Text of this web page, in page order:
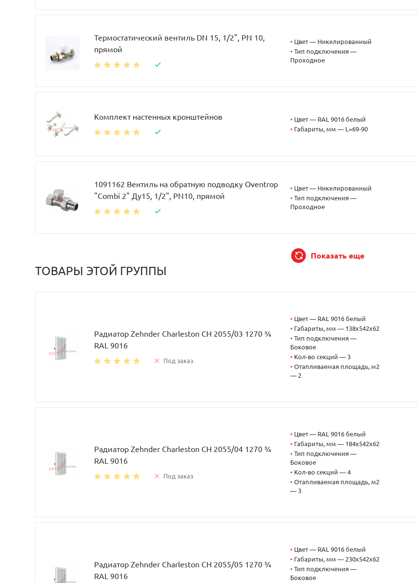
Термостатический вентиль DN 15, 1/2", PN 10,
прямой
• Цвет — Никелированный
• Тип подключения —
Проходное
Комплект настенных кронштейнов • Цвет — RAL 9016 белый
• Габариты, мм — L=69-90
1091162 Вентиль на обратную подводку Oventrop
"Combi 2" Ду15, 1/2", PN10, прямой
• Цвет — Никелированный
• Тип подключения —
Проходное
Показать еще
ТОВАРЫ ЭТОЙ ГРУППЫ
Радиатор Zehnder Charleston CH 2055/03 1270 ¾
RAL 9016
Под заказ
• Цвет — RAL 9016 белый
• Габариты, мм — 138x542x62
• Тип подключения —
Боковое
• Кол-во секций — 3
• Отапливаемая площадь, м2
— 2
Радиатор Zehnder Charleston CH 2055/04 1270 ¾
RAL 9016
Под заказ
• Цвет — RAL 9016 белый
• Габариты, мм — 184x542x62
• Тип подключения —
Боковое
• Кол-во секций — 4
• Отапливаемая площадь, м2
— 3
Радиатор Zehnder Charleston CH 2055/05 1270 ¾
RAL 9016
• Цвет — RAL 9016 белый
• Габариты, мм — 230x542x62
• Тип подключения —
Боковое